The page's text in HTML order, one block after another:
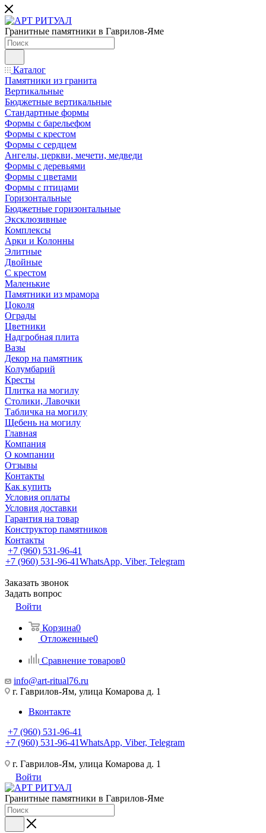
Гранитные памятники в Гаврилов-Яме
Каталог
Памятники из гранита
Вертикальные
Бюджетные вертикальные
Стандартные формы
Формы с барельефом
Формы с крестом
Формы с сердцем
Ангелы, церкви, мечети, медведи
Формы с деревьями
Формы с цветами
Формы с птицами
Горизонтальные
Бюджетные горизонтальные
Эксклюзивные
Комплексы
Арки и Колонны
Элитные
Двойные
С крестом
Маленькие
Памятники из мрамора
Цоколя
Ограды
Цветники
Надгробная плита
Вазы
Декор на памятник
Колумбарий
Кресты
Плитка на могилу
Столики, Лавочки
Табличка на могилу
Щебень на могилу
Главная
Компания
О компании
Отзывы
Контакты
Как купить
Условия оплаты
Условия доставки
Гарантия на товар
Конструктор памятников
Контакты
+7 (960) 531-96-41
+7 (960) 531-96-41WhatsApp, Viber, Telegram
Заказать звонок
Задать вопрос
Войти
Корзина0
Отложенные0
Сравнение товаров0
info@art-ritual76.ru
г. Гаврилов-Ям, улица Комарова д. 1
Вконтакте
+7 (960) 531-96-41
+7 (960) 531-96-41WhatsApp, Viber, Telegram
г. Гаврилов-Ям, улица Комарова д. 1
Войти
Гранитные памятники в Гаврилов-Яме